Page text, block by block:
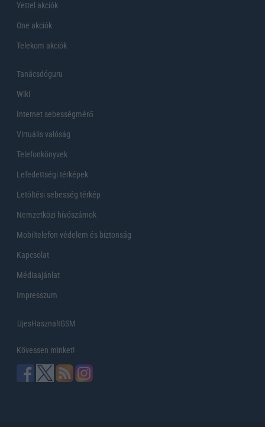
Yettel akciók
One akciók
Telekom akciók
Tanácsdóguru
Wiki
Internet sebességmérő
Virtuális valóság
Telefonkönyvek
Lefedettségi térképek
Letöltési sebesség térkép
Nemzetközi hívószámok
Mobiltelefon védelem és biztonság
Kapcsolat
Médiaajánlat
Impresszum
UjesHasznaltGSM
Kövessen minket!